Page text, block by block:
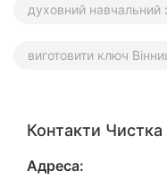
духовний навчальний
виготовити ключ
Контакти
Адреса: